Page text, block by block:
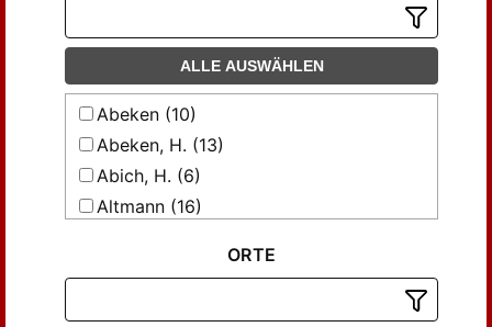
ALLE AUSWÄHLEN
Abeken (10)
Abeken, H. (13)
Abich, H. (6)
Altmann (16)
Appup, C. F; Martin, Leop. (9)
ORTE